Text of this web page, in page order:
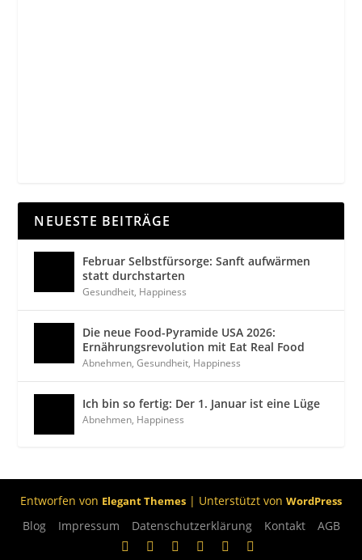
NEUESTE BEITRÄGE
Februar Selbstfürsorge: Sanft aufwärmen
statt durchstarten
Gesundheit, Happiness
Die neue Food-Pyramide USA 2026:
Ernährungsrevolution mit Eat Real Food
Abnehmen,Gesundheit, Happiness
Ich bin so fertig: Der 1. Januar ist eine Lüge
Abnehmen, Happiness
Entworfen von Elegant Themes | Unterstützt von WordPress
Blog Impressum Datenschutzerklärung Kontakt AGB